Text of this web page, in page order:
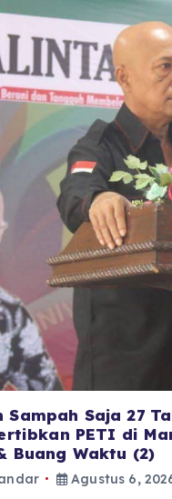
Sampah Saja 27
PETI di
Buang Waktu (2)
Agustus 6,